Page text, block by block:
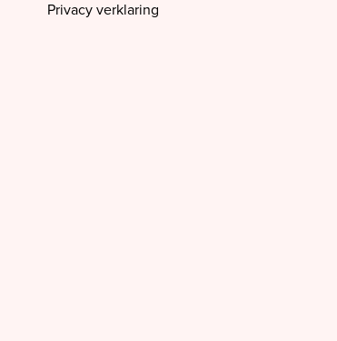
Privacy verklaring